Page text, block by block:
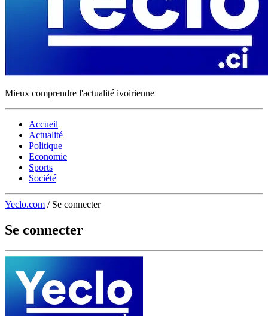
Mieux comprendre l'actualité ivoirienne
Accueil
Actualité
Politique
Economie
Sports
Société
Yeclo.com / Se connecter
Se connecter